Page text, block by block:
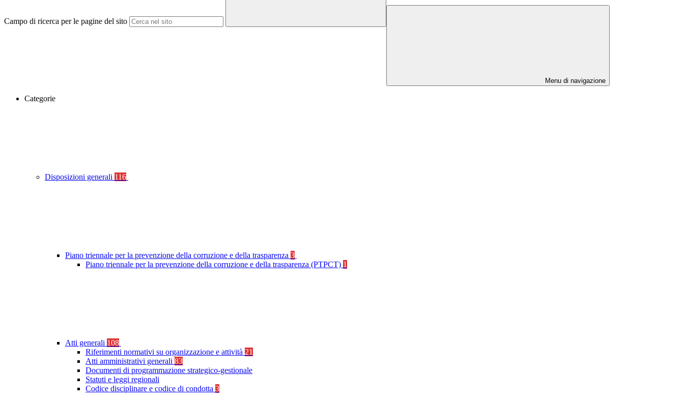
Campo di ricerca per le pagine del sito
Menu di navigazione
Categorie
Disposizioni generali 116
Piano triennale per la prevenzione della corruzione e della trasparenza 3
Piano triennale per la prevenzione della corruzione e della trasparenza (PTPCT) 1
Atti generali 108
Riferimenti normativi su organizzazione e attività 21
Atti amministrativi generali 83
Documenti di programmazione strategico-gestionale
Statuti e leggi regionali
Codice disciplinare e codice di condotta 3